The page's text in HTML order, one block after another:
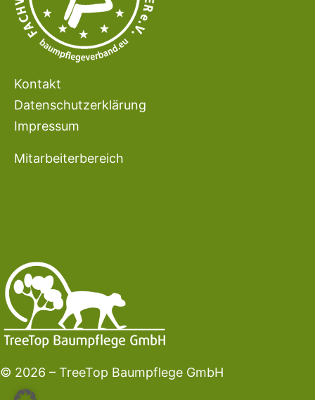
Kontakt
Datenschutzerklärung
Impressum
Mitarbeiterbereich
© 2026 – TreeTop Baumpflege GmbH